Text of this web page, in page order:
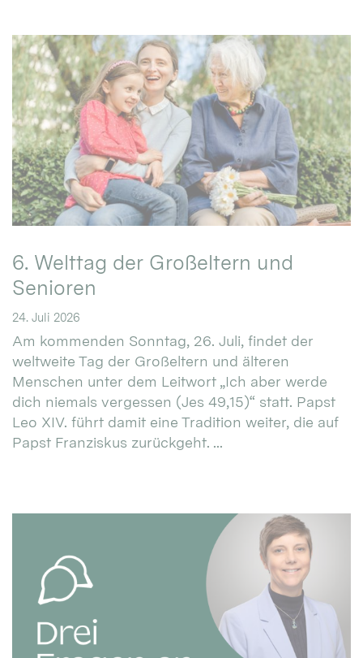
6. Welttag der Großeltern und
Senioren
24. Juli 2026
Am kommenden Sonntag, 26. Juli, findet der
weltweite Tag der Großeltern und älteren
Menschen unter dem Leitwort „Ich aber werde
dich niemals vergessen (Jes 49,15)“ statt. Papst
Leo XIV. führt damit eine Tradition weiter, die auf
Papst Franziskus zurückgeht. ...